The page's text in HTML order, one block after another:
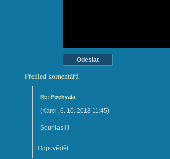
Přehled komentářů
Re: Pochvala
(Karel , 6. 10. 2018 11:45)
Souhlas !!!
Odpovědět